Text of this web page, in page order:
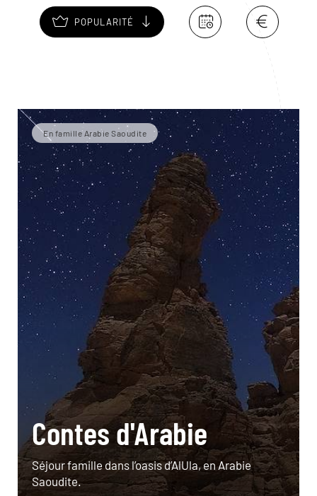
POPULARITÉ
En famille Arabie Saoudite
Contes d'Arabie
Séjour famille dans l’oasis d’AlUla, en Arabie
Saoudite.